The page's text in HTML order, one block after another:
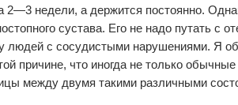
2—3 недели, а держится постоянно.
сустава. Его не надо путать с
людей с сосудистыми нарушениями. Я
причине, что иногда не только
между двумя такими различными